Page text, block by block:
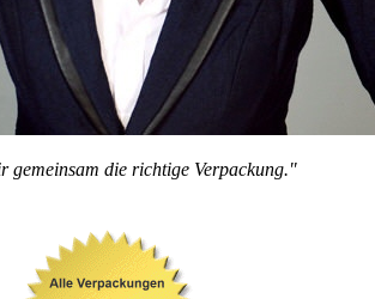
gemeinsam die richtige Verpackung."